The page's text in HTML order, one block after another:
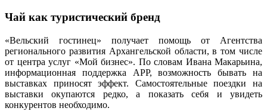
Чай как туристический бренд
«Вельский гостинец» получает помощь от Агентства
регионального развития Архангельской области, в том числе
от центра услуг «Мой бизнес». По словам Ивана Макарьина,
информационная поддержка АРР, возможность бывать на
выставках приносят эффект. Самостоятельные поездки на
выставки окупаются редко, а показать себя и увидеть
конкурентов необходимо.